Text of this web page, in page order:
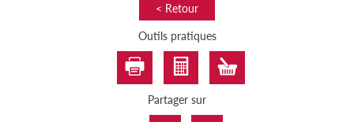
< Retour
Outils pratiques
Partager sur